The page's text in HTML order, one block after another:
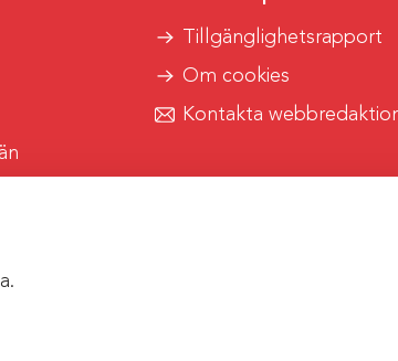
Tillgänglighetsrapport
Om cookies
Kontakta